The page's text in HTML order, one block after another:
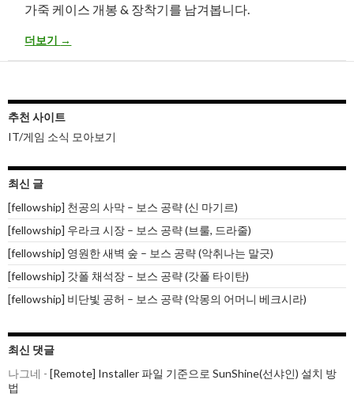
가죽 케이스 개봉 & 장착기를 남겨봅니다.
해외판 갤럭시 노트 – 베루스 클래식K 가죽 케이스(Verus Classic
더보기 →
추천 사이트
IT/게임 소식 모아보기
최신 글
[fellowship] 천공의 사막 – 보스 공략 (신 마기르)
[fellowship] 우라크 시장 – 보스 공략 (브룰, 드라줄)
[fellowship] 영원한 새벽 숲 – 보스 공략 (악취나는 말긋)
[fellowship] 갓폴 채석장 – 보스 공략 (갓폴 타이탄)
[fellowship] 비단빛 공허 – 보스 공략 (악몽의 어머니 베크시라)
최신 댓글
나그네 - [Remote] Installer 파일 기준으로 SunShine(선샤인) 설치 방
법